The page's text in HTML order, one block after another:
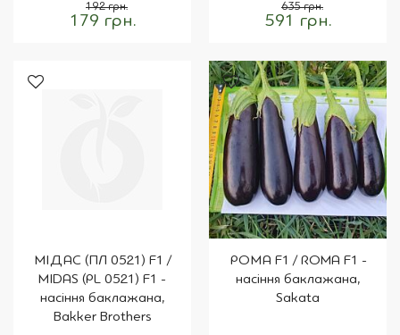
179 грн.
192 грн.
591 грн.
635 грн.
МІДАС (ПЛ 0521) F1 /
MIDAS (PL 0521) F1 -
насіння баклажана,
Bakker Brothers
РОМА F1 / ROMA F1 -
насіння баклажана,
Sakata